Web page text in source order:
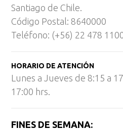
Santiago de Chile.
Código Postal: 8640000
Teléfono: (+56) 22 478
HORARIO DE ATENCIÓN
Lunes a Jueves de 8:15 a
17:00 hrs.
FINES DE SEMANA: